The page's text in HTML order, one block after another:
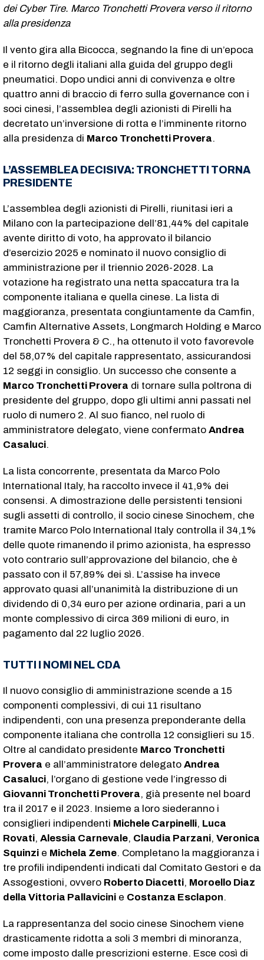
dei Cyber Tire. Marco Tronchetti Provera verso il ritorno
alla presidenza
Il vento gira alla Bicocca, segnando la fine di un’epoca
e il ritorno degli italiani alla guida del gruppo degli
pneumatici. Dopo undici anni di convivenza e oltre
quattro anni di braccio di ferro sulla governance con i
soci cinesi, l’assemblea degli azionisti di Pirelli ha
decretato un’inversione di rotta e l’imminente ritorno
alla presidenza di Marco Tronchetti Provera.
L’ASSEMBLEA DECISIVA: TRONCHETTI TORNA
PRESIDENTE
L’assemblea degli azionisti di Pirelli, riunitasi ieri a
Milano con la partecipazione dell’81,44% del capitale
avente diritto di voto, ha approvato il bilancio
d’esercizio 2025 e nominato il nuovo consiglio di
amministrazione per il triennio 2026-2028. La
votazione ha registrato una netta spaccatura tra la
componente italiana e quella cinese. La lista di
maggioranza, presentata congiuntamente da Camfin,
Camfin Alternative Assets, Longmarch Holding e Marco
Tronchetti Provera & C., ha ottenuto il voto favorevole
del 58,07% del capitale rappresentato, assicurandosi
12 seggi in consiglio. Un successo che consente a
Marco Tronchetti Provera di tornare sulla poltrona di
presidente del gruppo, dopo gli ultimi anni passati nel
ruolo di numero 2. Al suo fianco, nel ruolo di
amministratore delegato, viene confermato Andrea
Casaluci.
La lista concorrente, presentata da Marco Polo
International Italy, ha raccolto invece il 41,9% dei
consensi. A dimostrazione delle persistenti tensioni
sugli assetti di controllo, il socio cinese Sinochem, che
tramite Marco Polo International Italy controlla il 34,1%
delle quote rimanendo il primo azionista, ha espresso
voto contrario sull’approvazione del bilancio, che è
passato con il 57,89% dei sì. L’assise ha invece
approvato quasi all’unanimità la distribuzione di un
dividendo di 0,34 euro per azione ordinaria, pari a un
monte complessivo di circa 369 milioni di euro, in
pagamento dal 22 luglio 2026.
TUTTI I NOMI NEL CDA
Il nuovo consiglio di amministrazione scende a 15
componenti complessivi, di cui 11 risultano
indipendenti, con una presenza preponderante della
componente italiana che controlla 12 consiglieri su 15.
Oltre al candidato presidente Marco Tronchetti
Provera e all’amministratore delegato Andrea
Casaluci, l’organo di gestione vede l’ingresso di
Giovanni Tronchetti Provera, già presente nel board
tra il 2017 e il 2023. Insieme a loro siederanno i
consiglieri indipendenti Michele Carpinelli, Luca
Rovati, Alessia Carnevale, Claudia Parzani, Veronica
Squinzi e Michela Zeme. Completano la maggioranza i
tre profili indipendenti indicati dal Comitato Gestori e da
Assogestioni, ovvero Roberto Diacetti, Moroello Diaz
della Vittoria Pallavicini e Costanza Esclapon.
La rappresentanza del socio cinese Sinochem viene
drasticamente ridotta a soli 3 membri di minoranza,
come imposto dalle prescrizioni esterne. Esce così di